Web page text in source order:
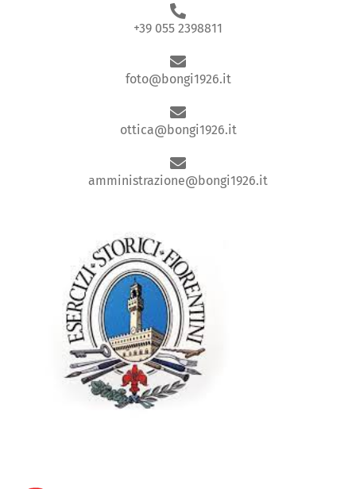
+39 055 2398811
foto@bongi1926.it
ottica@bongi1926.it
amministrazione@bongi1926.it